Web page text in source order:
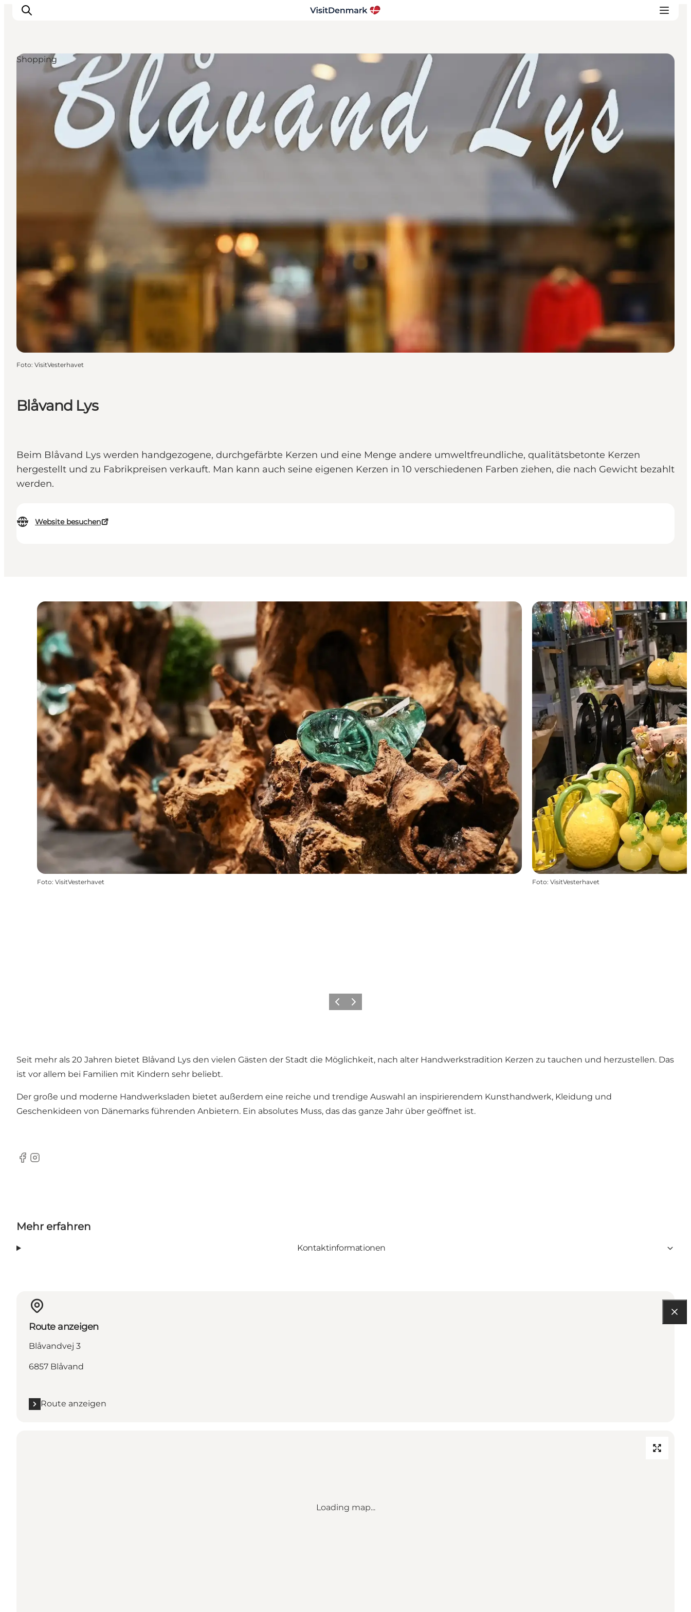
Inspiration
Regionen
Erlebnisse
Unterkünfte
Reiseplanung
Blåvand Lys
Beim Blåvand Lys werden handgezogene, durchgefärbte Kerzen und eine Menge andere umweltfreundliche, qualitätsbetonte Kerzen
hergestellt und zu Fabrikpreisen verkauft. Man kann auch seine eigenen Kerzen in 10 verschiedenen Farben ziehen, die nach Gewicht bezahlt
werden.
Website besuchen
Shopping
Foto: VisitVesterhavet
Foto: VisitVesterhavet Foto: VisitVesterhavet
ZurückWeiter
Seit mehr als 20 Jahren bietet Blåvand Lys den vielen Gästen der Stadt die Möglichkeit, nach alter Handwerkstradition Kerzen zu tauchen und herzustellen. Das
ist vor allem bei Familien mit Kindern sehr beliebt.
Der große und moderne Handwerksladen bietet außerdem eine reiche und trendige Auswahl an inspirierendem Kunsthandwerk, Kleidung und
Geschenkideen von Dänemarks führenden Anbietern. Ein absolutes Muss, das das ganze Jahr über geöffnet ist.
Facebook
Instagram
Mehr erfahren
Kontaktinformationen
Route anzeigen
Blåvandvej 3
6857 Blåvand
Route anzeigen
Loading map...